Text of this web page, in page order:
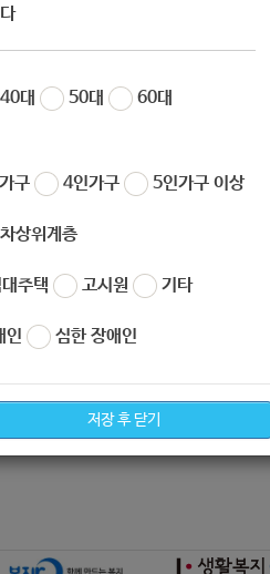
대 50대
60대
구 4인가구 5인가구 이상
상위계층
주택 고시원 기타
인 심한 장애인
저장 후 닫기
수) 2주간 수도권 사
09:13 조회